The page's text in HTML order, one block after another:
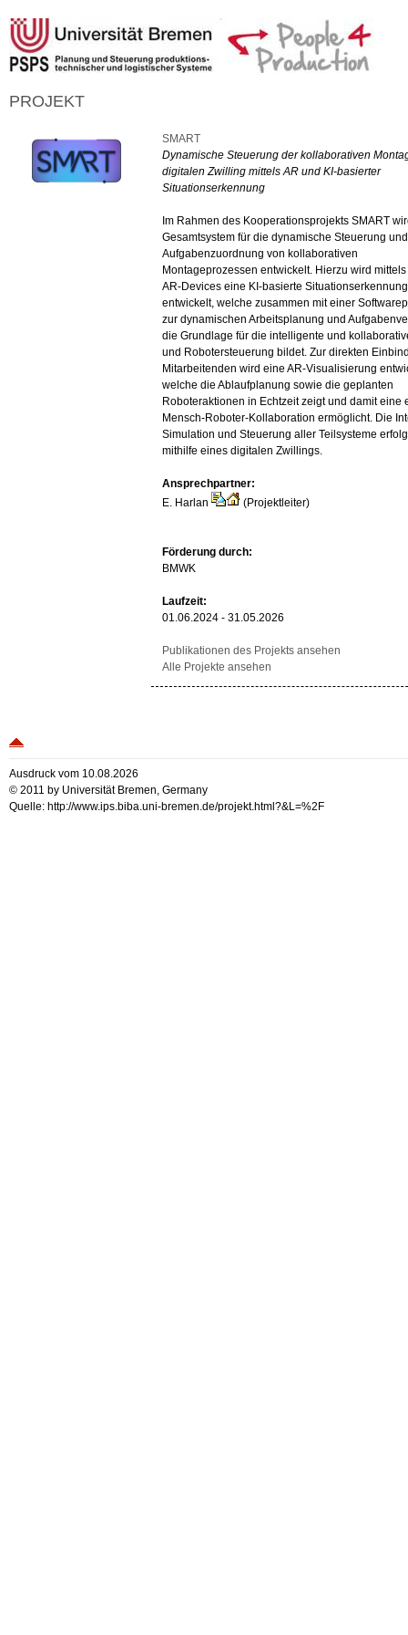
PROJEKT
SMART
Dynamische Steuerung der kollaborativen
digitalen Zwilling mittels AR und KI-basierter
Situationserkennung
Im Rahmen des Kooperationsprojekts SMART
Gesamtsystem für die dynamische Steuerung und
Aufgabenzuordnung von kollaborativen
Montageprozessen entwickelt. Hierzu wird
AR-Devices eine KI-basierte Situationserkennung
entwickelt, welche zusammen mit einer
zur dynamischen Arbeitsplanung und
die Grundlage für die intelligente und
und Robotersteuerung bildet. Zur direkten
Mitarbeitenden wird eine AR-Visualisierung
welche die Ablaufplanung sowie die geplanten
Roboteraktionen in Echtzeit zeigt und damit eine
Mensch-Roboter-Kollaboration ermöglicht. Die
Simulation und Steuerung aller Teilsysteme
mithilfe eines digitalen Zwillings.
Ansprechpartner:
E. Harlan
(Projektleiter)
Förderung durch:
BMWK
Laufzeit:
01.06.2024 - 31.05.2026
Publikationen des Projekts ansehen
Alle Projekte ansehen
Ausdruck vom 10.08.2026
© 2011 by Universität Bremen, Germany
Quelle: http://www.ips.biba.uni-bremen.de/projekt.html?&L=%2F